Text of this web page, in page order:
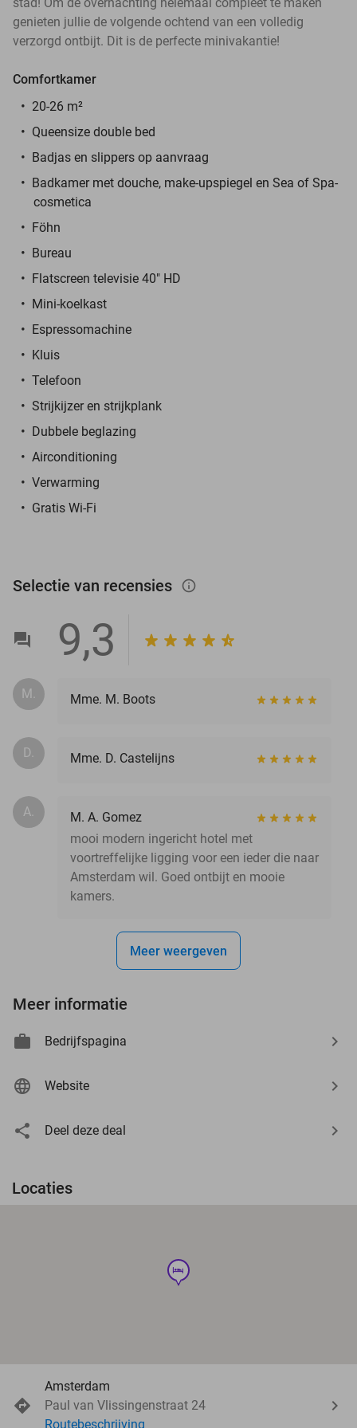
genieten jullie de volgende ochtend van een volledig
verzorgd ontbijt. Dit is de perfecte minivakantie!
Comfortkamer
20-26 m²
Queensize double bed
Badjas en slippers op aanvraag
Badkamer met douche, make-upspiegel en Sea of Spa-
cosmetica
Föhn
Bureau
Flatscreen televisie 40" HD
Mini-koelkast
Espressomachine
Kluis
Telefoon
Strijkijzer en strijkplank
Dubbele beglazing
Airconditioning
Verwarming
Gratis Wi-Fi
Selectie van recensies info_outlined
9,3
M. Mme. M. Boots
D. Mme. D. Castelijns
A.
M. A. Gomez
mooi modern ingericht hotel met
voortreffelijke ligging voor een ieder die naar
Amsterdam wil. Goed ontbijt en mooie
kamers.
Meer weergeven
Meer informatie
Bedrijfspagina
Website
Deel deze deal
Locaties
hotel
Amsterdam
Paul van Vlissingenstraat 24
Routebeschrijving